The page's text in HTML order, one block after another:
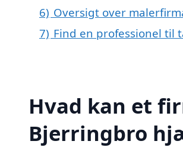
6) Oversigt over
7) Find en professionel
Hvad kan et
Bjerringbro